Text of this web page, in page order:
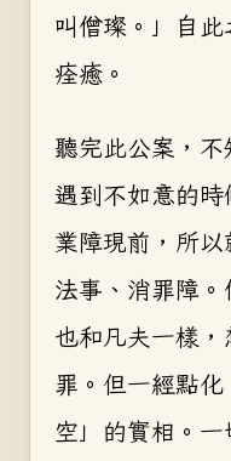
叫僧璨。」自
痊癒。
聽完此公案，
遇到不如意的
業障現前，所
法事、消罪障。
也和凡夫一樣
罪。但一經點
空」的實相。一